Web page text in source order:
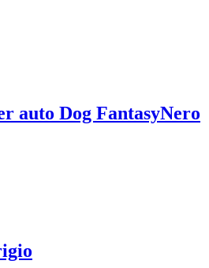
auto Dog FantasyNero